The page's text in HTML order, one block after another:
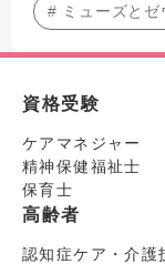
# ミューズとゼ
資格受験
ケアマネジャー
精神保健福祉士
保育士
高齢者
認知症ケア・介護